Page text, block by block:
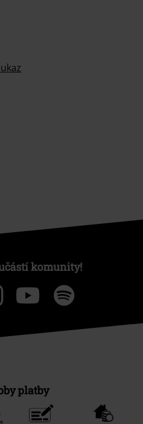
komunity!
platby